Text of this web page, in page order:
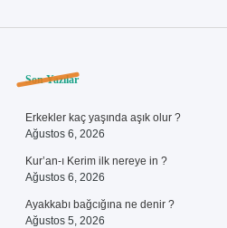
Sidebar
Son Yazılar
Erkekler kaç yaşında aşık olur ?
Ağustos 6, 2026
Kur’an-ı Kerim ilk nereye in ?
Ağustos 6, 2026
Ayakkabı bağcığına ne denir ?
Ağustos 5, 2026